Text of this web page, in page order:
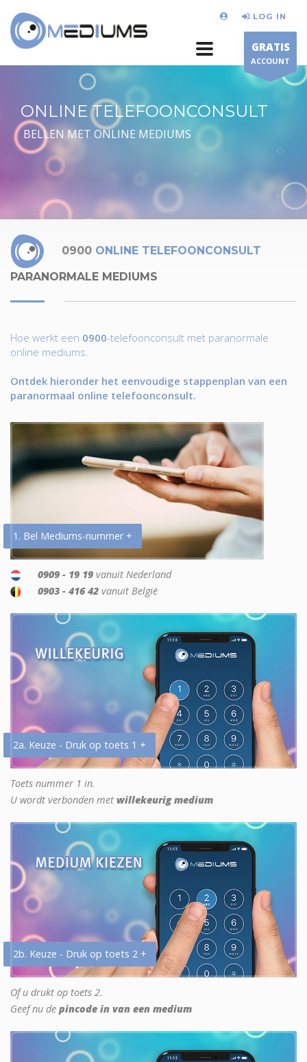
LOG IN
GRATIS
ACCOUNT
ONLINE TELEFOONCONSULT
BELLEN MET ONLINE MEDIUMS
0900 ONLINE TELEFOONCONSULT
PARANORMALE MEDIUMS
Hoe werkt een 0900-telefoonconsult met paranormale
online mediums.
Ontdek hieronder het eenvoudige stappenplan van een
paranormaal online telefoonconsult.
1. Bel Mediums-nummer +
0909 - 19 19 vanuit Nederland
0903 - 416 42 vanuit België
2a. Keuze - Druk op toets 1 +
Toets nummer 1 in.
U wordt verbonden met willekeurig medium
2b. Keuze - Druk op toets 2 +
Of u drukt op toets 2.
Geef nu de pincode in van een medium